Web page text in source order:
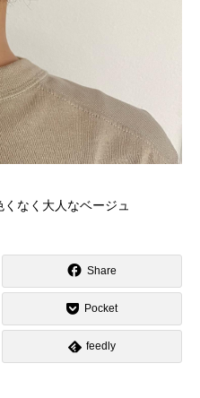
なく大人なベージュ
Share
Pocket
feedly